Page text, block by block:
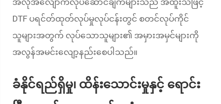
အလိုအလျောက်လုပ်ဆောင်ချက်များသည် အထူးသဖြင့်
DTF ပရင်တ်ထုတ်လုပ်မှုလုပ်ငန်းတွင် စတင်လုပ်ကိုင်
သူများအတွက် လုပ်သောသူများ၏ အမှားအမှင်များကို
အလွန်အမင်းလျော့နည်းစေပါသည်။
ခံနိုင်ရည်ရှိမှု၊ ထိန်းသောင်းမှုနှင့် ရောင်း